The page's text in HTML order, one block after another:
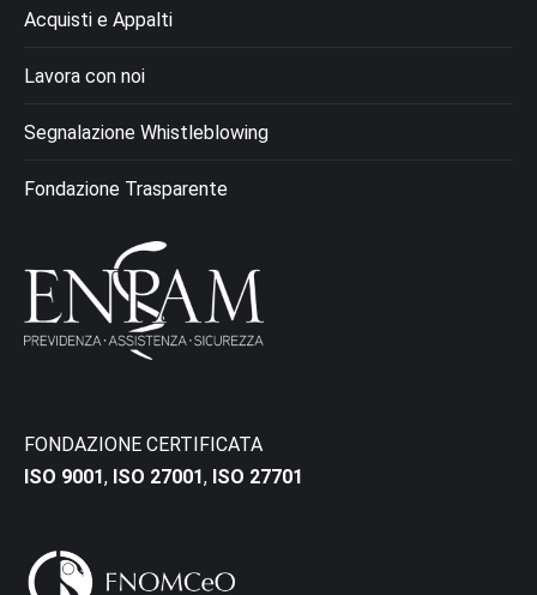
Acquisti e Appalti
Lavora con noi
Segnalazione Whistleblowing
Fondazione Trasparente
FONDAZIONE CERTIFICATA
ISO 9001, ISO 27001, ISO 27701